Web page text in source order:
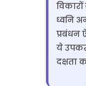
ध्वनि
प्रबंधन
ये
दक्षता